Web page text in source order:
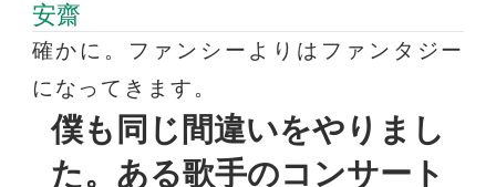
安齋
確かに。ファンシーよりはファンタジー
になってきます。
僕も同じ間違いをやりまし
た。 ある歌手のコンサート